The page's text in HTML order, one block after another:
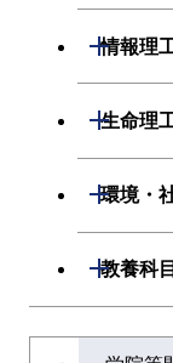
情報理
開閉
生命理
開閉
環境・
開閉
教養科
開閉
大学院課程を切り替